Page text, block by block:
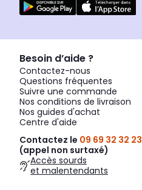
Besoin d’aide ?
Contactez-nous
Questions fréquentes
Suivre une commande
Nos conditions de livraison
Nos guides d'achat
Centre d'aide
Contactez le 09 69 32 32 23
(appel non surtaxé)
Accès sourds
et malentendants